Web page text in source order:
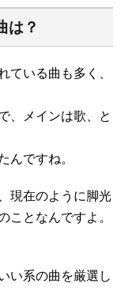
は？
ている曲も多く、
、メインは歌、と
んですね。
現在のように脚光
ことなんですよ。
い系の曲を厳選し